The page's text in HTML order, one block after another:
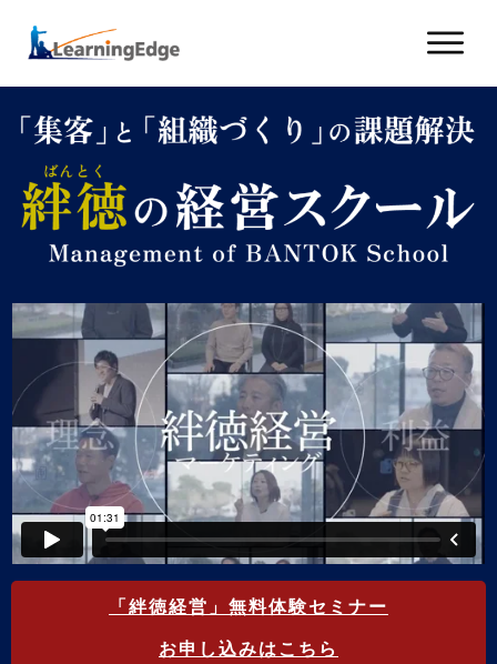
「絆徳経営」無料体験セミナー
お申し込みはこちら